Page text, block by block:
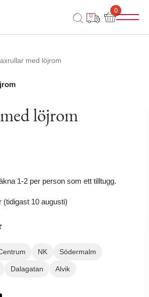
0
med löjrom
löjrom
1-2 per person som ett tilltugg.
(tidigast 10 augusti)
NK Södermalm
Dalagatan Alvik